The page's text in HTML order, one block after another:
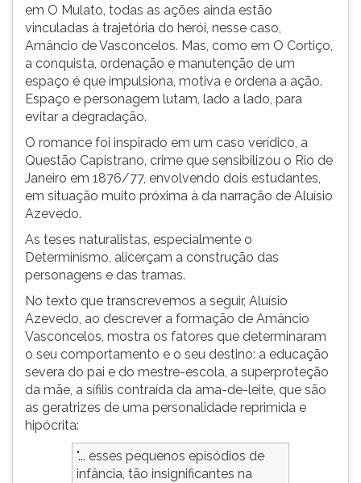
em O Mulato, todas as ações ainda estão
vinculadas à trajetória do herói, nesse caso,
Amâncio de Vasconcelos. Mas, como em O Cortiço,
a conquista, ordenação e manutenção de um
espaço é que impulsiona, motiva e ordena a ação.
Espaço e personagem lutam, lado a lado, para
evitar a degradação.
O romance foi inspirado em um caso verídico, a
Questão Capistrano, crime que sensibilizou o Rio de
Janeiro em 1876/77, envolvendo dois estudantes,
em situação muito próxima à da narração de Aluísio
Azevedo.
As teses naturalistas, especialmente o
Determinismo, alicerçam a construção das
personagens e das tramas.
No texto que transcrevemos a seguir, Aluísio
Azevedo, ao descrever a formação de Amâncio
Vasconcelos, mostra os fatores que determinaram
o seu comportamento e o seu destino: a educação
severa do pai e do mestre-escola, a superproteção
da mãe, a sífilis contraída da ama-de-leite, que são
as geratrizes de uma personalidade reprimida e
hipócrita:
"... esses pequenos episódios de
infância, tão insignificantes na